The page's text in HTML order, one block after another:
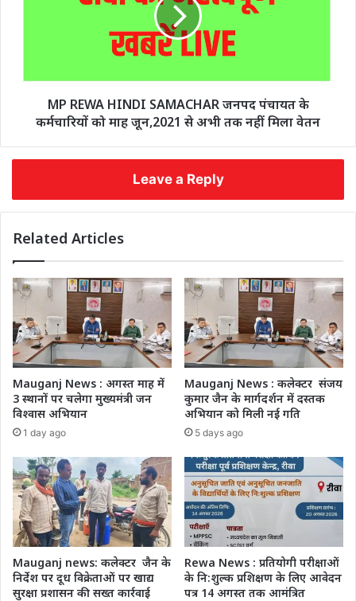
MP REWA HINDI SAMACHAR जनपद पंचायत के
कर्मचारियों को माह जून,2021 से अभी तक नहीं मिला वेतन
Leave a Reply
Related Articles
Mauganj News : अगस्त माह में
3 स्थानों पर चलेगा मुख्यमंत्री जन
विश्वास अभियान
1 day ago
Mauganj News : कलेक्टर संजय
कुमार जैन के मार्गदर्शन में दस्तक
अभियान को मिली नई गति
5 days ago
Mauganj news: कलेक्टर जैन के
निर्देश पर दूध विक्रेताओं पर खाद्य
सुरक्षा प्रशासन की सख्त कार्रवाई
Rewa News : प्रतियोगी परीक्षाओं
के नि:शुल्क प्रशिक्षण के लिए आवेदन
पत्र 14 अगस्त तक आमंत्रित